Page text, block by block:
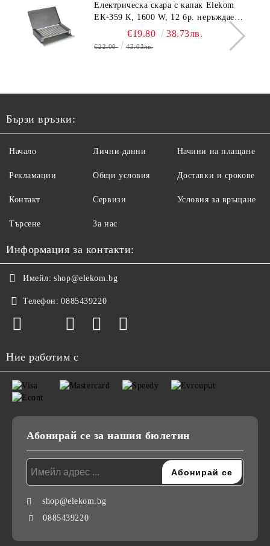
Електрическа скара с капак Elekom
ЕК-359 К, 1600 W, 12 бр. неръждаеми
тръбни нагревятеля
€19.80 38.73лв.
€22.00 43.03лв.
Бързи връзки:
Начало
Рекламации
Контакт
Търсене
Лични данни
Общи условия
Сервизи
За нас
Начини на плащане
Доставки и срокове
Условия за връщане
Информация за контакти:
Имейл: shop@elekom.bg
Телефон: 0885439220
Ние работим с
Абонирай се за нашия бюлетин
shop@elekom.bg
0885439220